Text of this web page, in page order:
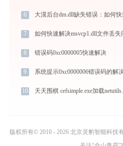
6 大漠后台dm.dll缺失错误：如何快
7 如何快速解决msvcp1.dll文件丢失
8 错误码0xc0000005快速解决
9 系统提示0xc0000006错误码的解
10 天天围棋 cefsimple.exe加载
版权所有© 2010 - 2026 北京灵豹智能科技